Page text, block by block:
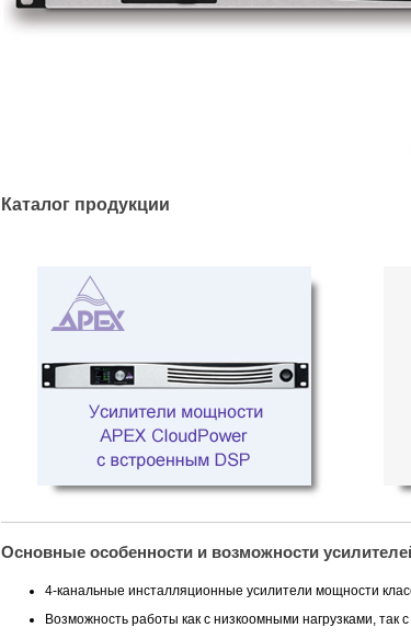
Каталог продукции
Усилители мощности APEX
Основные особенности и возможности
4-канальные инсталляционные усилители мощности
Возможность работы как с низкоомными нагрузками, так